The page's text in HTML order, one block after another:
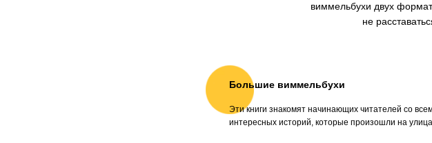
виммельбухи двух
не
Эти книги знакомят начинающих читателей со
интересных историй, которые произошли на
Большие виммельбухи